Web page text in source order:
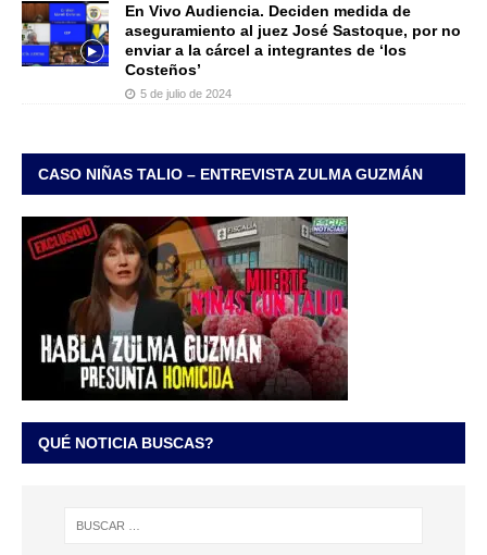
En Vivo Audiencia. Deciden medida de
aseguramiento al juez José Sastoque, por no
enviar a la cárcel a integrantes de ‘los
Costeños’
5 de julio de 2024
CASO NIÑAS TALIO – ENTREVISTA ZULMA GUZMÁN
QUÉ NOTICIA BUSCAS?